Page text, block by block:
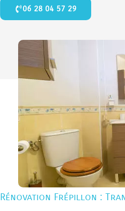
06 28 04 57 29
Rénovation Frépillon :